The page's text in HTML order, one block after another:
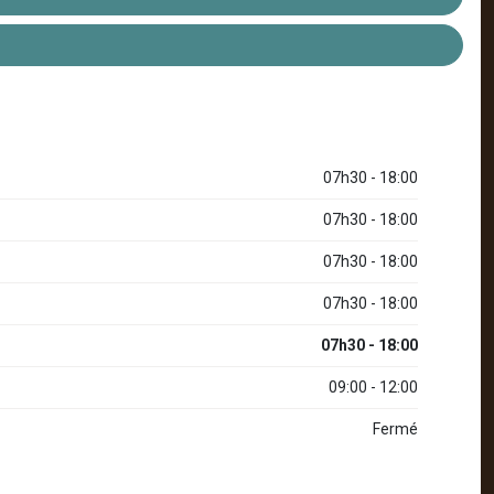
07h30 - 18:00
07h30 - 18:00
07h30 - 18:00
07h30 - 18:00
07h30 - 18:00
09:00 - 12:00
Fermé